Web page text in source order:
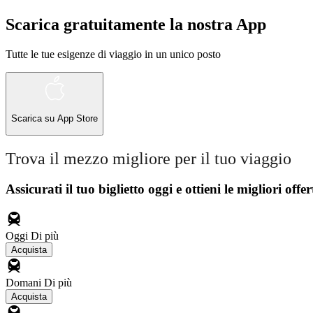
Scarica gratuitamente la nostra App
Tutte le tue esigenze di viaggio in un unico posto
Scarica su App Store
Trova il mezzo migliore per il tuo viaggio
Assicurati il ​​tuo biglietto oggi e ottieni le migliori
Oggi Di più
Acquista
Domani Di più
Acquista